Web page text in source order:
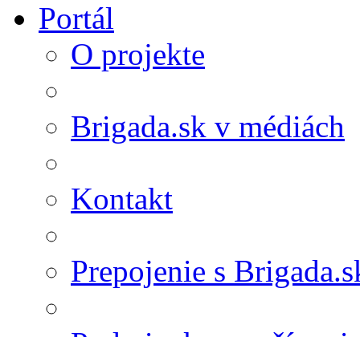
Portál
O projekte
Brigada.sk v médiách
Kontakt
Prepojenie s